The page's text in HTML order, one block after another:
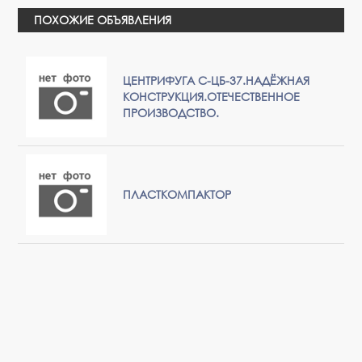
ПОХОЖИЕ ОБЪЯВЛЕНИЯ
ЦЕНТРИФУГА С-ЦБ-37.НАДЁЖНАЯ
КОНСТРУКЦИЯ.ОТЕЧЕСТВЕННОЕ
ПРОИЗВОДСТВО.
ПЛАСТКОМПАКТОР